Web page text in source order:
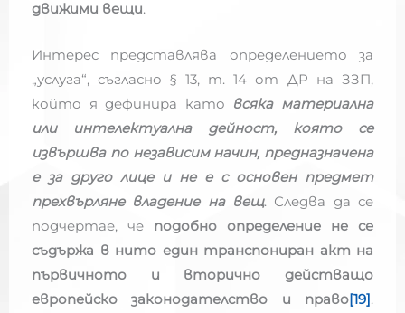
движими вещи.
Интерес представлява определението за
„услуга“, съгласно § 13, т. 14 от ДР на ЗЗП,
който я дефинира като всяка материална
или интелектуална дейност, която се
извършва по независим начин, предназначена
е за друго лице и не е с основен предмет
прехвърляне владение на вещ. Следва да се
подчертае, че подобно определение не се
съдържа в нито един транспониран акт на
първичното и вторично действащо
европейско законодателство и право[19].